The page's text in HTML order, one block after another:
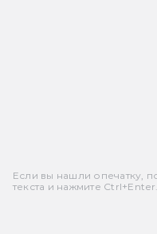
Если вы нашли опечатку,
текста и нажмите Ctrl+Enter.